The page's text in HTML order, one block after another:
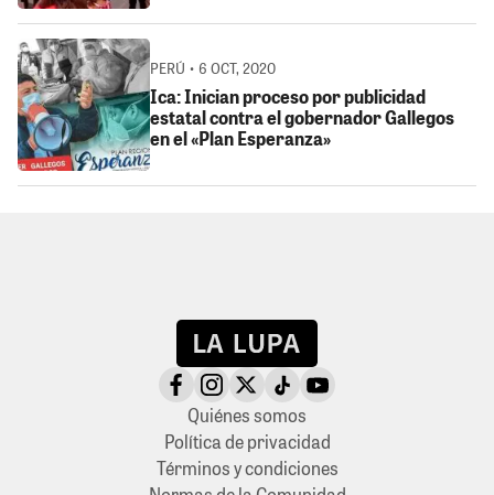
PERÚ • 6 OCT, 2020
Ica: Inician proceso por publicidad
estatal contra el gobernador Gallegos
en el «Plan Esperanza»
Quiénes somos
Política de privacidad
Términos y condiciones